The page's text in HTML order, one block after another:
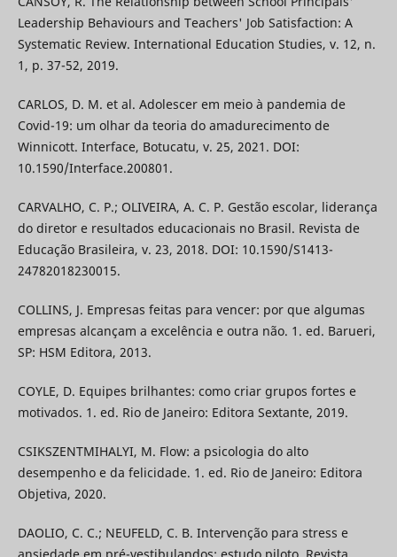
Leadership Behaviours and Teachers' Job Satisfaction: A
Systematic Review. International Education Studies, v. 12, n.
1, p. 37-52, 2019.
CARLOS, D. M. et al. Adolescer em meio à pandemia de
Covid-19: um olhar da teoria do amadurecimento de
Winnicott. Interface, Botucatu, v. 25, 2021. DOI:
10.1590/Interface.200801.
CARVALHO, C. P.; OLIVEIRA, A. C. P. Gestão escolar, liderança
do diretor e resultados educacionais no Brasil. Revista de
Educação Brasileira, v. 23, 2018. DOI: 10.1590/S1413-
24782018230015.
COLLINS, J. Empresas feitas para vencer: por que algumas
empresas alcançam a excelência e outra não. 1. ed. Barueri,
SP: HSM Editora, 2013.
COYLE, D. Equipes brilhantes: como criar grupos fortes e
motivados. 1. ed. Rio de Janeiro: Editora Sextante, 2019.
CSIKSZENTMIHALYI, M. Flow: a psicologia do alto
desempenho e da felicidade. 1. ed. Rio de Janeiro: Editora
Objetiva, 2020.
DAOLIO, C. C.; NEUFELD, C. B. Intervenção para stress e